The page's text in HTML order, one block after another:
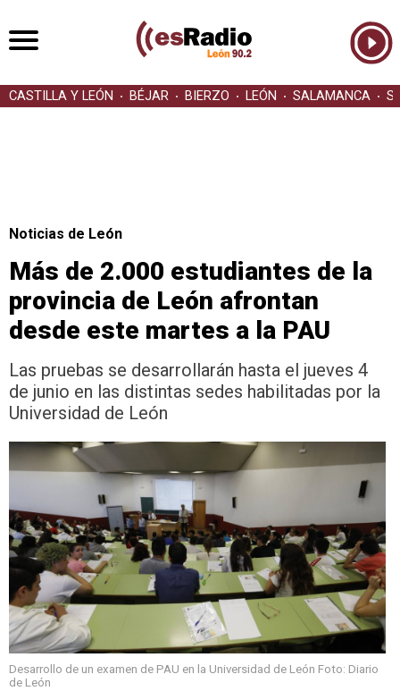
CASTILLA Y LEÓN BÉJAR BIERZO LEÓN SALAMANCA
Noticias de León
Más de 2.000 estudiantes de la
provincia de León afrontan
desde este martes a la PAU
Las pruebas se desarrollarán hasta el jueves 4
de junio en las distintas sedes habilitadas por la
Universidad de León
Desarrollo de un examen de PAU en la Universidad de León Foto: Diario
de León